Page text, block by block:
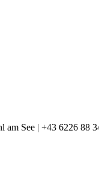
am See | +43 6226 88